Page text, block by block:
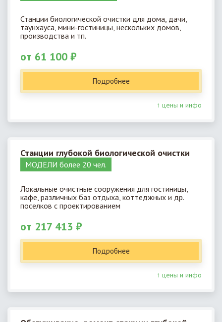
Станции биологической очистки для дома, дачи,
таунхауса, мини-гостиницы, нескольких домов,
производства и тп.
от 61 100 ₽
Подробнее
↑ цены и инфо
Станции глубокой биологической очистки
МОДЕЛИ более 20 чел.
Локальные очистные сооружения для гостиницы,
кафе, различных баз отдыха, коттеджных и др.
поселков с проектированием
от 217 413 ₽
Подробнее
↑ цены и инфо